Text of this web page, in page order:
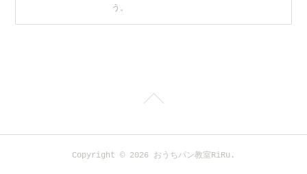
う。
Copyright © 2026 おうちパン教室RiRu .